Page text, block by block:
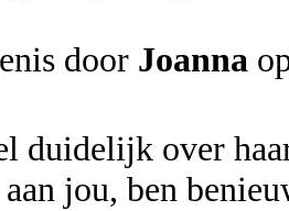
door Joanna
duidelijk over
jou, ben